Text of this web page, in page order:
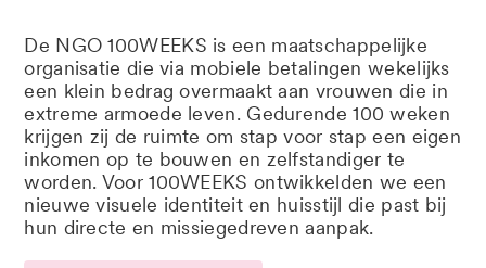
De NGO 100WEEKS is een maatschappelijke
organisatie die via mobiele betalingen wekelijks
een klein bedrag overmaakt aan vrouwen die in
extreme armoede leven. Gedurende 100 weken
krijgen zij de ruimte om stap voor stap een eigen
inkomen op te bouwen en zelfstandiger te
worden. Voor 100WEEKS ontwikkelden we een
nieuwe visuele identiteit en huisstijl die past bij
hun directe en missiegedreven aanpak.